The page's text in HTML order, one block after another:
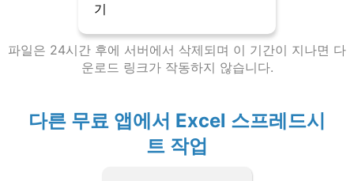
기
파일은 24시간 후에 서버에서 삭제되며 이 기간이 지나면 다
운로드 링크가 작동하지 않습니다.
다른 무료 앱에서 Excel 스프레드시
트 작업